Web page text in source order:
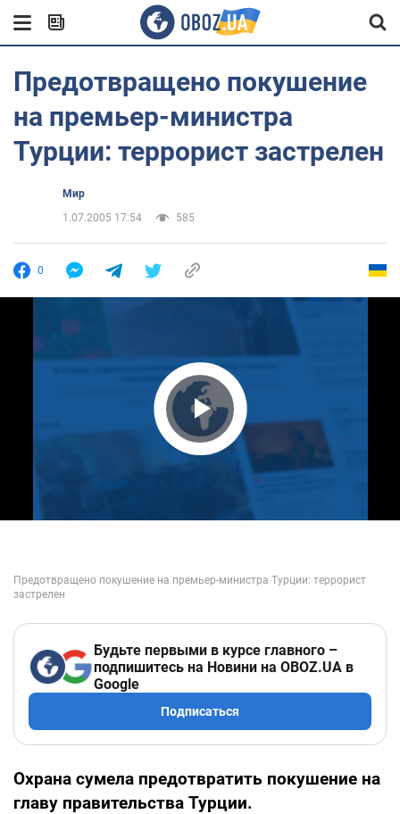
Предотвращено покушение
на премьер-министра
Турции: террорист застрелен
Мир
1.07.2005 17:54
585
0
Play Video
Будьте первыми в курсе главного –
подпишитесь на Новини на OBOZ.UA в
Google
Подписаться
Охрана сумела предотвратить покушение на
главу правительства Турции.